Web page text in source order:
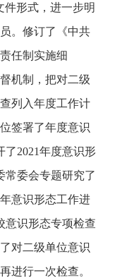
件形式，进一步明
。修订了《中共
任制实施细
机制，把对二级
列入年度工作计
签署了年度意识
了2021年度意识形
常委会专题研究了
意识形态工作进
意识形态专项检查
对二级单位意识
进行一次检查。